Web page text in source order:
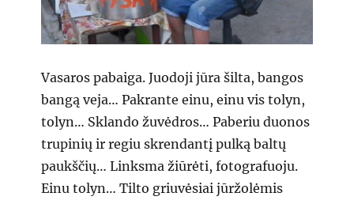
Vasaros pabaiga. Juodoji jūra šilta, bangos
bangą veja… Pakrante einu, einu vis tolyn,
tolyn… Sklando žuvėdros… Paberiu duonos
trupinių ir regiu skrendantį pulką baltų
paukščių… Linksma žiūrėti, fotografuoju.
Einu tolyn… Tilto griuvėsiai jūržolėmis